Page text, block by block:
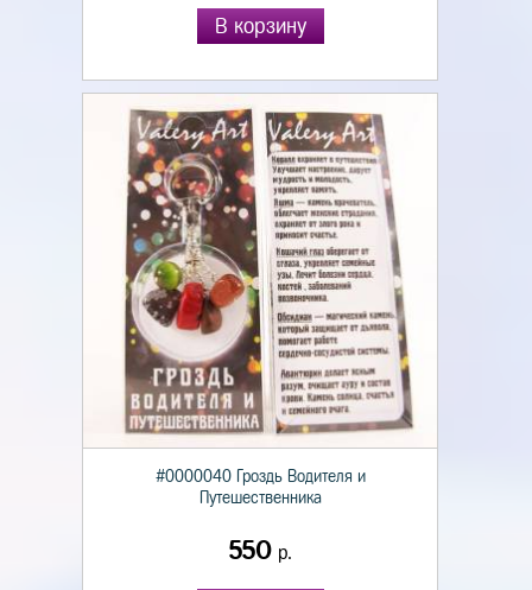
В корзину
#0000040 Гроздь Водителя и
Путешественника
550 р.